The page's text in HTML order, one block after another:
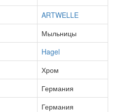
ARTWELLE
Мыльницы
Hagel
Хром
Германия
Германия